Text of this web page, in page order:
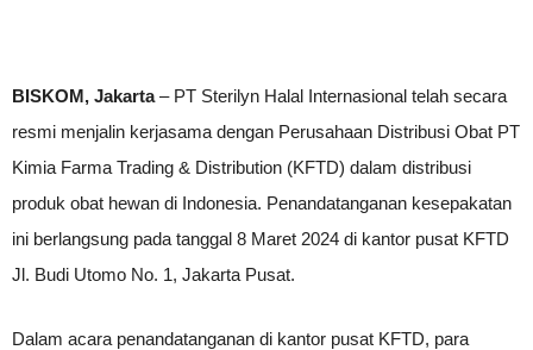
BISKOM, Jakarta– PT Sterilyn Halal Internasional telah secara
resmi menjalin kerjasama dengan Perusahaan Distribusi Obat PT
Kimia Farma Trading & Distribution (KFTD) dalam distribusi
produk obat hewan di Indonesia. Penandatanganan kesepakatan
ini berlangsung pada tanggal 8 Maret 2024 di kantor pusat KFTD
Jl. Budi Utomo No. 1, Jakarta Pusat.
Dalam acara penandatanganan di kantor pusat KFTD, para